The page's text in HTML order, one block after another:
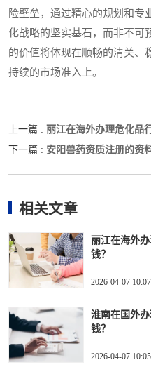
险壁垒，通过精心的规划和专
化战略的坚实基石，而非不可
的价值将体现在顺畅的清关、
持续的市场准入上。
上一篇 : 丽江在海外办理危化品
下一篇 : 安阳兽药资质注册的资
相关文章
丽江在海外
钱？
2026-04-07
淮南在国外
钱？
2026-04-07